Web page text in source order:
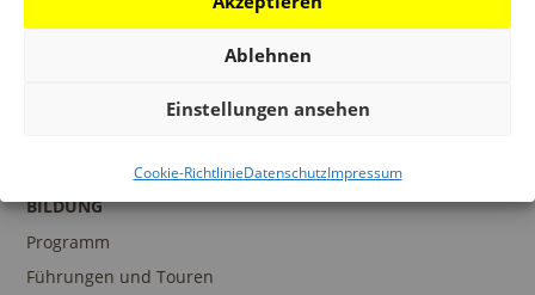
Ablehnen
Einstellungen ansehen
Cookie-RichtlinieDatenschutzImpressum
Veranstaltungen
BILDUNG
Programm
Führungen und Touren